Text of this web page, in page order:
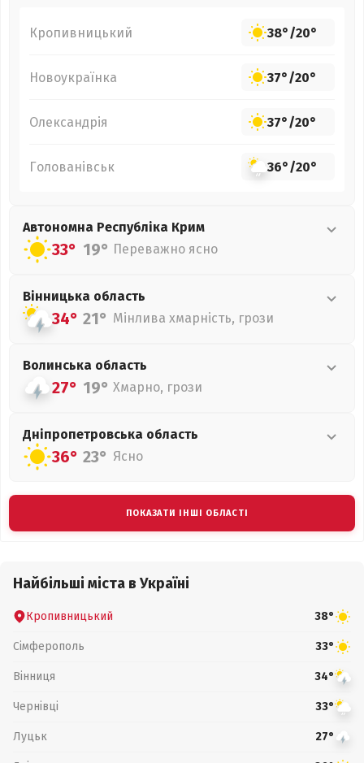
Кропивницький 38°/20°
Новоукраїнка 37°/20°
Олександрія 37°/20°
Голованівськ 36°/20°
Автономна Республіка Крим
33° 19° Переважно ясно
Вінницька область
34° 21° Мінлива хмарність, грози
Волинська область
27° 19° Хмарно, грози
Дніпропетровська область
36° 23° Ясно
ПОКАЗАТИ ІНШІ ОБЛАСТІ
Найбільші міста в Україні
Кропивницький 38°
Сімферополь 33°
Вінниця 34°
Чернівці 33°
Луцьк 27°